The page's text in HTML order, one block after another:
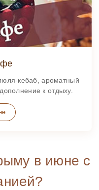
кебаб, ароматный
к отдыху.
в июне с